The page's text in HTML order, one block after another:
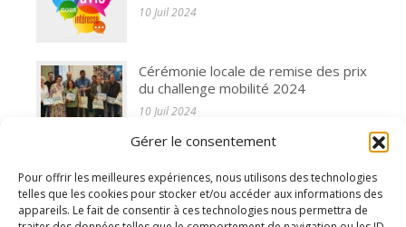
Gérer le consentement
Pour offrir les meilleures expériences, nous utilisons des technologies
telles que les cookies pour stocker et/ou accéder aux informations des
appareils. Le fait de consentir à ces technologies nous permettra de
10 Juil 2024
Cérémonie locale de remise des prix
du challenge mobilité 2024
10 Juil 2024
s'est réunie le 31 mai 2024
10 Juil 2024